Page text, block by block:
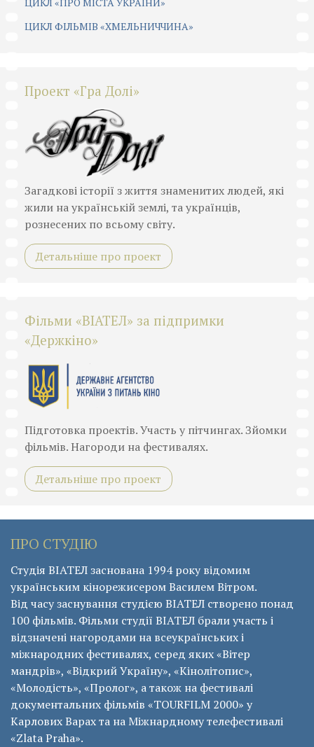
ЦИКЛ «ПРО МІСТА УКРАЇНИ»
ЦИКЛ ФІЛЬМІВ «ХМЕЛЬНИЧЧИНА»
Проект «Гра Долі»
Загадкові історії з життя знаменитих людей, які
жили на українській землі, та українців,
рознесених по всьому світу.
Детальніше про проект
Фільми «ВІАТЕЛ» за підпримки
«Держкіно»
Підготовка проектів. Участь у пітчингах. Зйомки
фільмів. Нагороди на фестивалях.
Детальніше про проект
ПРО СТУДІЮ
Студія ВІАТЕЛ заснована 1994 року відомим
українським кінорежисером Василем Вітром.
Від часу заснування студією ВІАТЕЛ створено понад
100 фільмів. Фільми студії ВІАТЕЛ брали участь і
відзначені нагородами на всеукраїнських і
міжнародних фестивалях, серед яких «Вітер
мандрів», «Відкрий Україну», «Кінолітопис»,
«Молодість», «Пролог», а також на фестивалі
документальних фільмів «ТОURFILM 2000» у
Карлових Варах та на Міжнардному телефестивалі
«Zlata Praha».